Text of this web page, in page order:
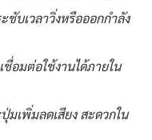
บเวลาวิ่งหรือออกกำลัง
อมต่อใช้งานได้ภายใน
มเพิ่มลดเสียง สะดวกใน